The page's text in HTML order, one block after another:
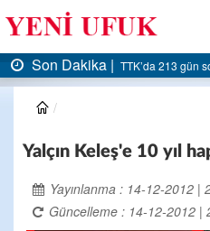
Son Dakika | TTK’da 213 gün
Yalçın Keleş'e 10 yıl
Yayınlanma : 14-12-2012 |
Güncelleme : 14-12-2012 |